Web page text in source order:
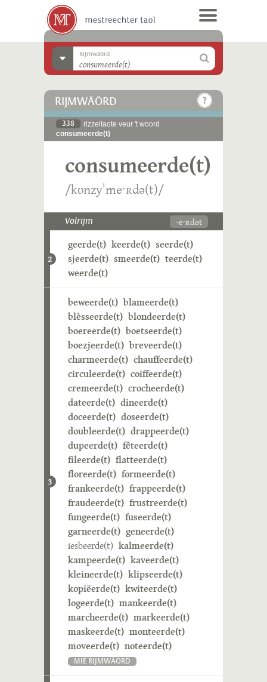
Rijmwäörd
RIJMWÄÖRD
338
rizzeltaote veur 't woord
consumeerde(t)
consumeerde(t)
/kʊnzyˈmeˑʀdə(t)/
Volrijm -eˑʀdət
2
geerde(t) keerde(t) seerde(t)
sjeerde(t) smeerde(t) teerde(t)
weerde(t)
3
beweerde(t) blameerde(t)
blèsseerde(t) blondeerde(t)
boereerde(t) boetseerde(t)
boezjeerde(t) breveerde(t)
charmeerde(t) chauffeerde(t)
circuleerde(t) coiffeerde(t)
cremeerde(t) crocheerde(t)
dateerde(t) dineerde(t)
doceerde(t) doseerde(t)
doubleerde(t) drappeerde(t)
dupeerde(t) fêteerde(t)
fileerde(t) flatteerde(t)
floreerde(t) formeerde(t)
frankeerde(t) frappeerde(t)
fraudeerde(t) frustreerde(t)
fungeerde(t) fuseerde(t)
garneerde(t) geneerde(t)
iesbeerde(t) kalmeerde(t)
kampeerde(t) kaveerde(t)
kleineerde(t) klipseerde(t)
kopiëerde(t) kwiteerde(t)
logeerde(t) mankeerde(t)
marcheerde(t) markeerde(t)
maskeerde(t) monteerde(t)
moveerde(t) noteerde(t)
MIE RIJMWÄÖRD